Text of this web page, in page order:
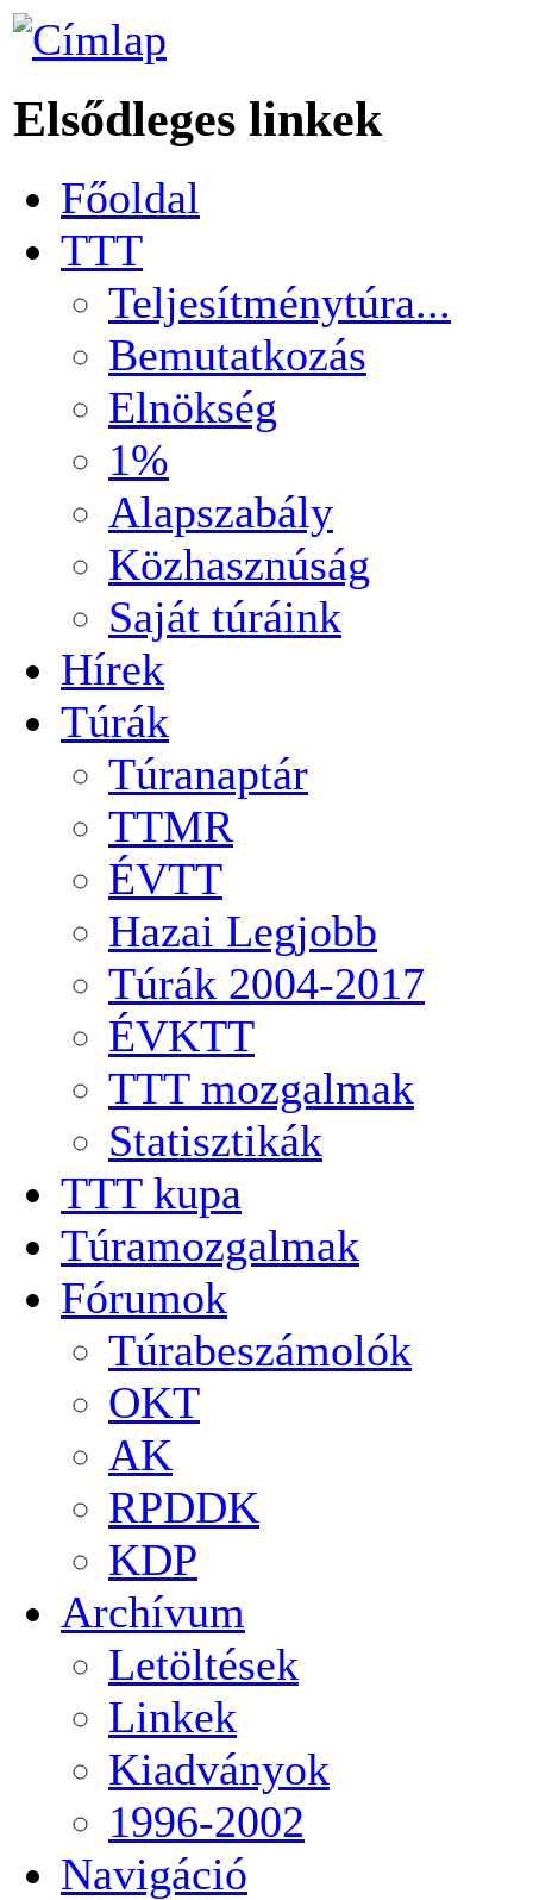
Elsődleges linkek
Főoldal
TTT
Teljesítménytúra...
Bemutatkozás
Elnökség
1%
Alapszabály
Közhasznúság
Saját túráink
Hírek
Túrák
Túranaptár
TTMR
ÉVTT
Hazai Legjobb
Túrák 2004-2017
ÉVKTT
TTT mozgalmak
Statisztikák
TTT kupa
Túramozgalmak
Fórumok
Túrabeszámolók
OKT
AK
RPDDK
KDP
Archívum
Letöltések
Linkek
Kiadványok
1996-2002
Navigáció